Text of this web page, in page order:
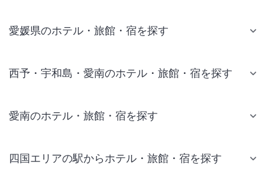
愛媛県のホテル・旅館・宿を探す
西予・宇和島・愛南のホテル・旅館・宿を探す
愛南のホテル・旅館・宿を探す
四国エリアの駅からホテル・旅館・宿を探す